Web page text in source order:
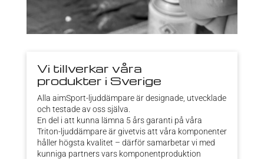
Vi tillverkar våra
produkter i Sverige
Alla aimSport-ljuddämpare är designade, utvecklade
och testade av oss själva.
En del i att kunna lämna 5 års garanti på våra
Triton-ljuddämpare är givetvis att våra komponenter
håller högsta kvalitet – därför samarbetar vi med
kunniga partners vars komponentproduktion